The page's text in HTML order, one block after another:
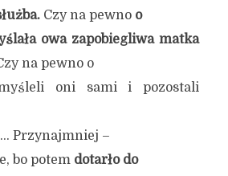
Czy na pewno o
owa zapobiegliwa matka
na pewno o
oni sami i pozostali
Przynajmniej –
bo potem dotarło do